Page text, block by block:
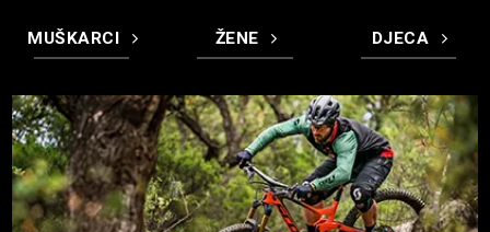
MUŠKARCI ŽENE DJECA